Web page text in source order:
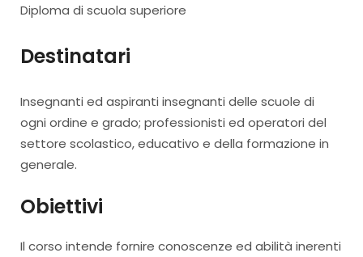
Diploma di scuola superiore
Destinatari
Insegnanti ed aspiranti insegnanti delle scuole di
ogni ordine e grado; professionisti ed operatori del
settore scolastico, educativo e della formazione in
generale.
Obiettivi
Il corso intende fornire conoscenze ed abilità inerenti